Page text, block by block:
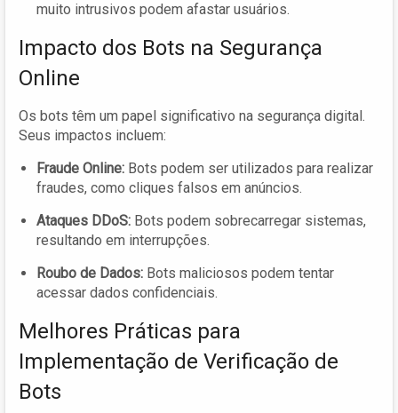
muito intrusivos podem afastar usuários.
Impacto dos Bots na Segurança
Online
Os bots têm um papel significativo na segurança digital.
Seus impactos incluem:
Fraude Online: Bots podem ser utilizados para realizar
fraudes, como cliques falsos em anúncios.
Ataques DDoS: Bots podem sobrecarregar sistemas,
resultando em interrupções.
Roubo de Dados: Bots maliciosos podem tentar
acessar dados confidenciais.
Melhores Práticas para
Implementação de Verificação de
Bots